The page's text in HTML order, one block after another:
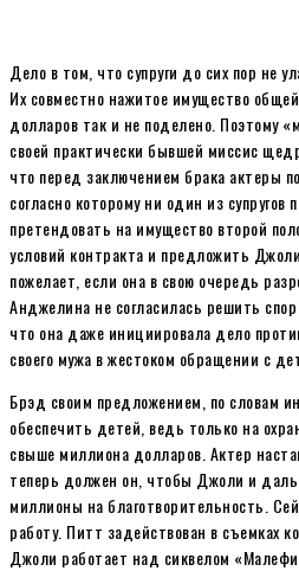
Дело в том, что супруги до сих пор не
Их совместно нажитое имущество
долларов так и не поделено. Поэтому
своей практически бывшей миссис
что перед заключением брака актеры
согласно которому ни один из супругов
претендовать на имущество второй
условий контракта и предложить
пожелает, если она в свою очередь
Анджелина не согласилась решить
что она даже инициировала дело
своего мужа в жестоком обращении с
Брэд своим предложением, по словам
обеспечить детей, ведь только на
свыше миллиона долларов. Актер
теперь должен он, чтобы Джоли и
миллионы на благотворительность.
работу. Питт задействован в съемках
Джоли работает над сиквелом